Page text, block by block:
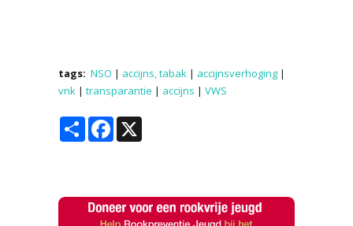
tags: NSO | accijns, tabak | accijnsverhoging |
vnk | transparantie | accijns | VWS
Share Facebook